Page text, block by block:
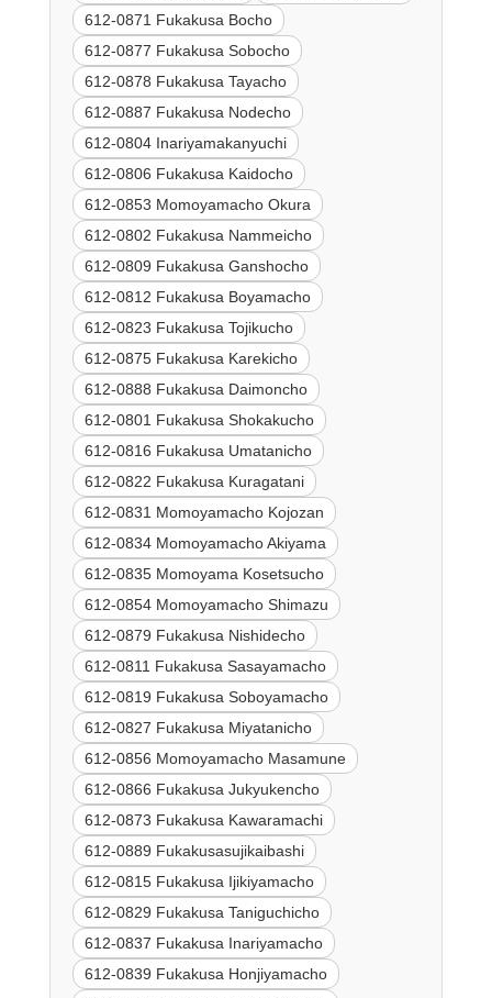
612-0871 Fukakusa Bocho
612-0877 Fukakusa Sobocho
612-0878 Fukakusa Tayacho
612-0887 Fukakusa Nodecho
612-0804 Inariyamakanyuchi
612-0806 Fukakusa Kaidocho
612-0853 Momoyamacho Okura
612-0802 Fukakusa Nammeicho
612-0809 Fukakusa Ganshocho
612-0812 Fukakusa Boyamacho
612-0823 Fukakusa Tojikucho
612-0875 Fukakusa Karekicho
612-0888 Fukakusa Daimoncho
612-0801 Fukakusa Shokakucho
612-0816 Fukakusa Umatanicho
612-0822 Fukakusa Kuragatani
612-0831 Momoyamacho Kojozan
612-0834 Momoyamacho Akiyama
612-0835 Momoyama Kosetsucho
612-0854 Momoyamacho Shimazu
612-0879 Fukakusa Nishidecho
612-0811 Fukakusa Sasayamacho
612-0819 Fukakusa Soboyamacho
612-0827 Fukakusa Miyatanicho
612-0856 Momoyamacho Masamune
612-0866 Fukakusa Jukyukencho
612-0873 Fukakusa Kawaramachi
612-0889 Fukakusasujikaibashi
612-0815 Fukakusa Ijikiyamacho
612-0829 Fukakusa Taniguchicho
612-0837 Fukakusa Inariyamacho
612-0839 Fukakusa Honjiyamacho